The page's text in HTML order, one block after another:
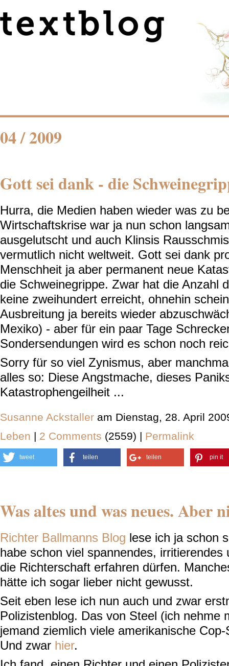
04 / 2009
Gott sei dank - die
Hurra, die Medien haben wieder was zu
Wirtschaftskrise war ja nun schon
ausgelutscht und auch Klinsis
vermutlich nicht weltweit. Gott sei dank
Menschheit ja aber permanent neue
die Schweinegrippe. Zwar hat die Anzahl
keine zweihundert erreicht, ohnehin
Ausbreitung ja bereits wieder
Mexiko) - aber für ein paar Tage
Sondersendungen wird es schon noch
Sorry für so viel Zynismus, aber
alles so: Diese Angstmache, dieses
Katastrophengeilheit ...
Susanne Ackstaller am Dienstag, 28. April
Leben | 2 Comments (2559) | Permalink
tweet teilen teilen pin it
Was altes und was neues. Aber
Richter Ballmanns Blog lese ich ja schon
habe schon viel spannendes, irritierendes
die Richterschaft erfahren dürfen.
hätte ich sogar lieber nicht gewusst.
Seit eben lese ich nun auch und zwar
Polizistenblog. Das von Steel (ich nehme
jemand ziemlich viele amerikanische
Und zwar hier.